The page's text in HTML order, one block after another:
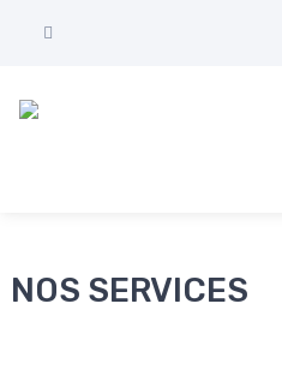
NOS SERVICES